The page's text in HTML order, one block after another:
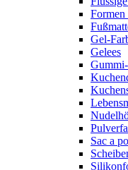
Gel-
Gelees
Sac a